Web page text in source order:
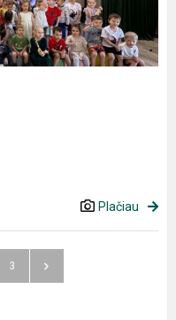
Plačiau
3